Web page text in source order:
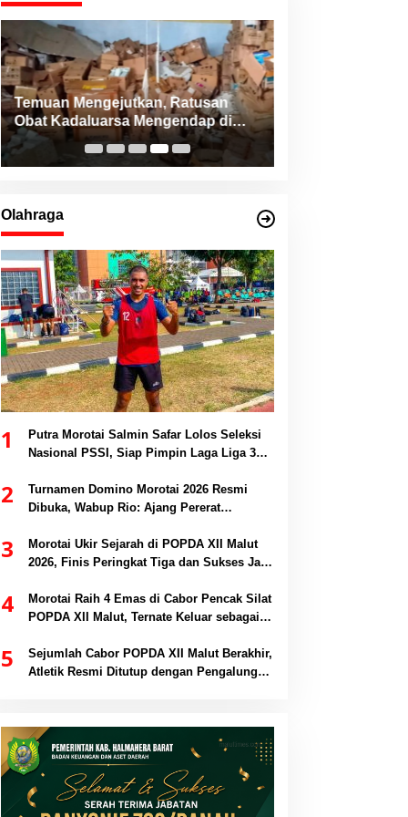
Konsistensi Haji Robert bersama
NHM Peduli Bantu Pasien Jantung
dari Berbagai Daerah di Maluku
Utara
Olahraga
1
Putra Morotai Salmin Safar Lolos Seleksi
Nasional PSSI, Siap Pimpin Laga Liga 3
2
Turnamen Domino Morotai 2026 Resmi
Dibuka, Wabup Rio: Ajang Pererat
3
Morotai Ukir Sejarah di POPDA XII Malut
2026, Finis Peringkat Tiga dan Sukses Jadi
4
Morotai Raih 4 Emas di Cabor Pencak Silat
POPDA XII Malut, Ternate Keluar sebagai
5
Sejumlah Cabor POPDA XII Malut Berakhir,
Atletik Resmi Ditutup dengan Pengalungan